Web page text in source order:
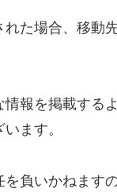
た場合、移動
報を掲載する
ます。
負いかねます